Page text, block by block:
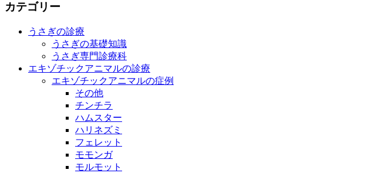
カテゴリー
うさぎの診療
うさぎの基礎知識
うさぎ専門診療科
エキゾチックアニマルの診療
エキゾチックアニマルの症例
その他
チンチラ
ハムスター
ハリネズミ
フェレット
モモンガ
モルモット